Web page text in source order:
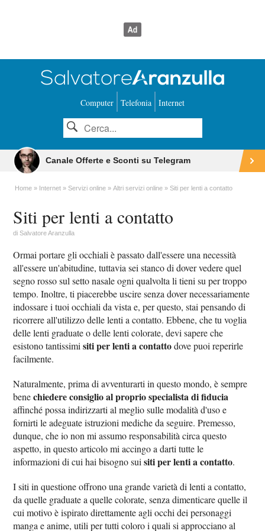
Computer Telefonia Internet
Canale Offerte e Sconti su Telegram
Home Internet Servizi online Altri servizi online Siti per lenti a contatto
Siti per lenti a contatto
diSalvatore Aranzulla
Ormai portare gli occhiali è passato dall'essere una necessità
all'essere un'abitudine, tuttavia sei stanco di dover vedere quel
segno rosso sul setto nasale ogni qualvolta li tieni su per troppo
tempo. Inoltre, ti piacerebbe uscire senza dover necessariamente
indossare i tuoi occhiali da vista e, per questo, stai pensando di
ricorrere all'utilizzo delle lenti a contatto. Ebbene, che tu voglia
delle lenti graduate o delle lenti colorate, devi sapere che
esistono tantissimisiti per lenti a contattodove puoi reperirle
facilmente.
Naturalmente, prima di avventurarti in questo mondo, è sempre
benechiedere consiglio al proprio specialista di fiducia
affinché possa indirizzarti al meglio sulle modalità d'uso e
fornirti le adeguate istruzioni mediche da seguire. Premesso,
dunque, che io non mi assumo responsabilità circa questo
aspetto, in questo articolo mi accingo a darti tutte le
informazioni di cui hai bisogno suisiti per lenti a contatto.
I siti in questione offrono una grande varietà di lenti a contatto,
da quelle graduate a quelle colorate, senza dimenticare quelle il
cui motivo è ispirato direttamente agli occhi dei personaggi
manga e anime, utili per tutti coloro i quali si approcciano al